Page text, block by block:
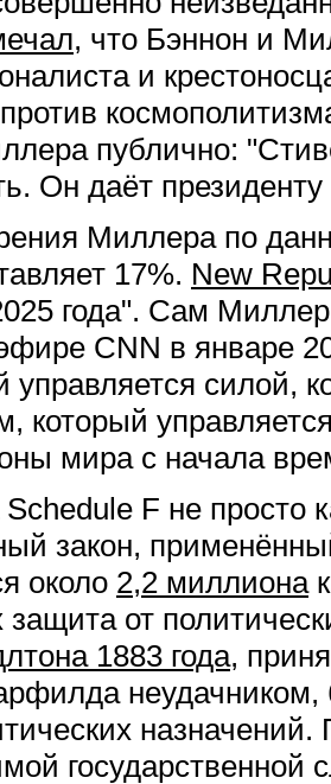
, что Бэннон и
и
публично:
Он даёт
Миллера по
17%. New
года". Сам
CNN в январе
управляется силой,
который
мира с начала
F не просто
закон,
около 2,2 миллиона
от
1883 года,
назначений.
государственной